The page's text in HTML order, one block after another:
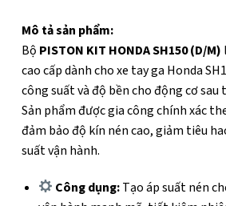
Mô tả sản phẩm:
Bộ PISTON KIT HONDA SH150 (D/M)
cao cấp dành cho xe tay ga Honda
công suất và độ bền cho động cơ sau
Sản phẩm được gia công chính xác
đảm bảo độ kín nén cao, giảm tiêu
suất vận hành.
Công dụng:Tạo áp suất nén